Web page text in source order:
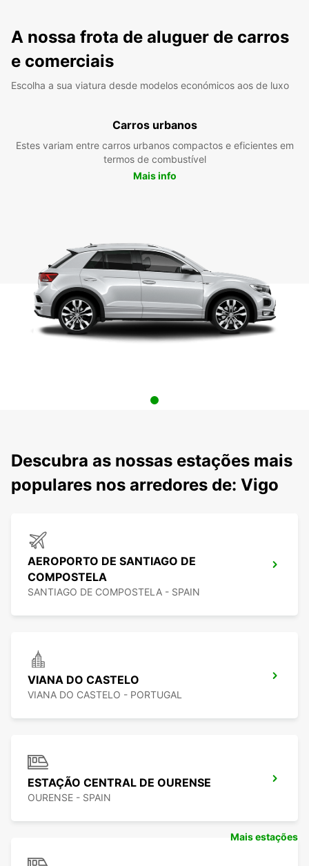
A nossa frota de aluguer de carros
e comerciais
Escolha a sua viatura desde modelos económicos aos de luxo
Carros urbanos
Estes variam entre carros urbanos compactos e eficientes em
termos de combustível
Mais info
Descubra as nossas estações mais
populares nos arredores de: Vigo
AEROPORTO DE SANTIAGO DE
COMPOSTELA
SANTIAGO DE COMPOSTELA - SPAIN
VIANA DO CASTELO
VIANA DO CASTELO - PORTUGAL
ESTAÇÃO CENTRAL DE OURENSE
OURENSE - SPAIN
Mais estações